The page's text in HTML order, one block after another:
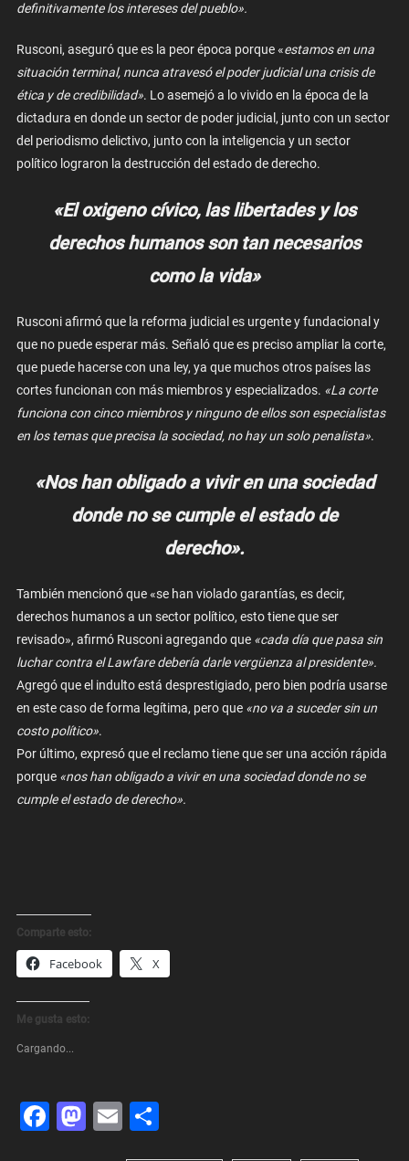
definitivamente los intereses del pueblo».
Rusconi, aseguró que es la peor época porque «estamos en una
situación terminal, nunca atravesó el poder judicial una crisis de
ética y de credibilidad». Lo asemejó a lo vivido en la época de la
dictadura en donde un sector de poder judicial, junto con un sector
del periodismo delictivo, junto con la inteligencia y un sector
político lograron la destrucción del estado de derecho.
«El oxigeno cívico, las libertades y los
derechos humanos son tan necesarios
como la vida»
Rusconi afirmó que la reforma judicial es urgente y fundacional y
que no puede esperar más. Señaló que es preciso ampliar la corte,
que puede hacerse con una ley, ya que muchos otros países las
cortes funcionan con más miembros y especializados. «La corte
funciona con cinco miembros y ninguno de ellos son especialistas
en los temas que precisa la sociedad, no hay un solo penalista».
«Nos han obligado a vivir en una sociedad
donde no se cumple el estado de
derecho».
También mencionó que «se han violado garantías, es decir,
derechos humanos a un sector político, esto tiene que ser
revisado», afirmó Rusconi agregando que «cada día que pasa sin
luchar contra el Lawfare debería darle vergüenza al presidente».
Agregó que el indulto está desprestigiado, pero bien podría usarse
en este caso de forma legítima, pero que «no va a suceder sin un
costo político».
Por último, expresó que el reclamo tiene que ser una acción rápida
porque«nos han obligado a vivir en una sociedad donde no se
cumple el estado de derecho».
Comparte esto:
Facebook X
Me gusta esto:
Cargando...
Facebook
Mastodon
EmailShare